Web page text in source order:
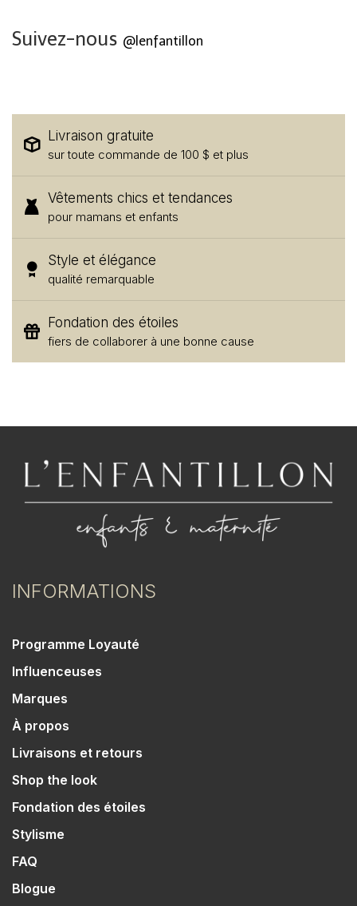
Suivez-nous @lenfantillon
Livraison gratuite
sur toute commande de 100 $ et plus
Vêtements chics et tendances
pour mamans et enfants
Style et élégance
qualité remarquable
Fondation des étoiles
fiers de collaborer à une bonne cause
INFORMATIONS
Programme Loyauté
Influenceuses
Marques
À propos
Livraisons et retours
Shop the look
Fondation des étoiles
Stylisme
FAQ
Blogue